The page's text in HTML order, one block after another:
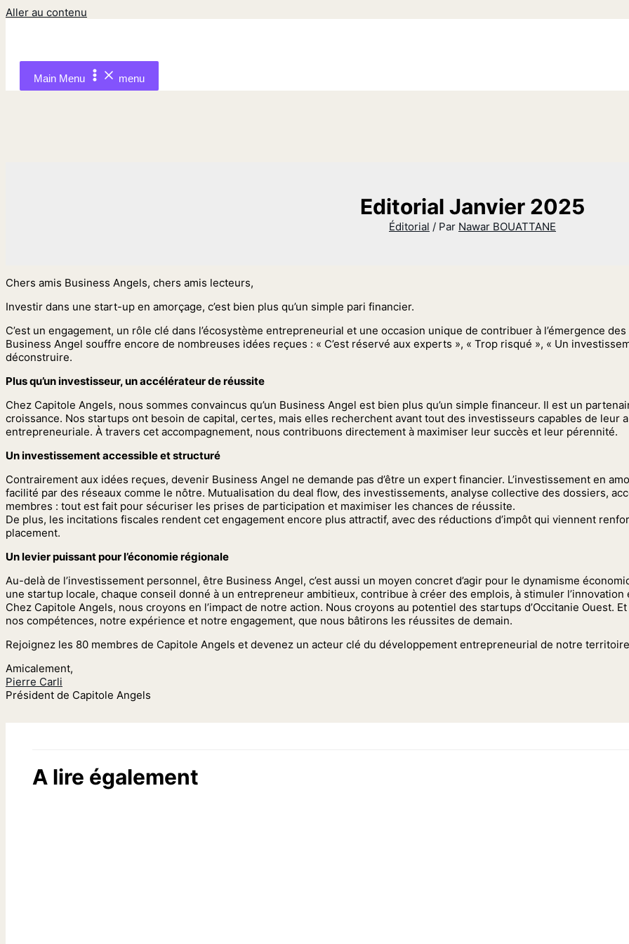
Aller au contenu
Main Menu menu
Editorial Janvier 2025
Éditorial / Par Nawar BOUATTANE
Chers amis Business Angels, chers amis lecteurs,
Investir dans une start-up en amorçage, c’est bien plus qu’un simple pari financier.
C’est un engagement, un rôle clé dans l’écosystème entrepreneurial et une occasion unique de contribuer à l’émergence
Business Angel souffre encore de nombreuses idées reçues : « C’est réservé aux experts », « Trop risqué », « Un
déconstruire.
Plus qu’un investisseur, un accélérateur de réussite
Chez Capitole Angels, nous sommes convaincus qu’un Business Angel est bien plus qu’un simple financeur. Il est un
croissance. Nos startups ont besoin de capital, certes, mais elles recherchent avant tout des investisseurs capables de leur
entrepreneuriale. À travers cet accompagnement, nous contribuons directement à maximiser leur succès et leur pérennité.
Un investissement accessible et structuré
Contrairement aux idées reçues, devenir Business Angel ne demande pas d’être un expert financier. L’investissement en
facilité par des réseaux comme le nôtre. Mutualisation du deal flow, des investissements, analyse collective des dossiers,
membres : tout est fait pour sécuriser les prises de participation et maximiser les chances de réussite.
De plus, les incitations fiscales rendent cet engagement encore plus attractif, avec des réductions d’impôt qui viennent
placement.
Un levier puissant pour l’économie régionale
Au-delà de l’investissement personnel, être Business Angel, c’est aussi un moyen concret d’agir pour le dynamisme
une startup locale, chaque conseil donné à un entrepreneur ambitieux, contribue à créer des emplois, à stimuler
Chez Capitole Angels, nous croyons en l’impact de notre action. Nous croyons au potentiel des startups d’Occitanie Ouest.
nos compétences, notre expérience et notre engagement, que nous bâtirons les réussites de demain.
Rejoignez les 80 membres de Capitole Angels et devenez un acteur clé du développement entrepreneurial de notre
Amicalement,
Pierre Carli
Président de Capitole Angels
A lire également